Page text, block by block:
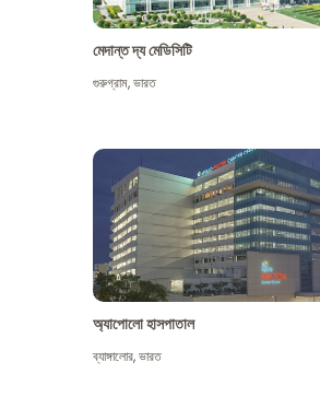
মেদান্ত দ্য মেডিসিটি
গুরুগ্রাম,ভারত
অ্যাপোলো হাসপাতাল
ব্যাঙ্গালোর,ভারত